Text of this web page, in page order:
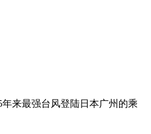
年来最强台风登陆日本广州的乘